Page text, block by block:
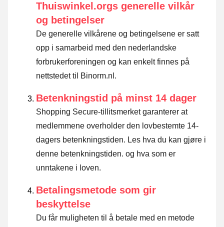
Thuiswinkel.orgs generelle vilkår
og betingelser
De generelle vilkårene og betingelsene er satt
opp i samarbeid med den nederlandske
forbrukerforeningen og kan enkelt finnes på
nettstedet til Binorm.nl.
Betenkningstid på minst 14 dager
Shopping Secure-tillitsmerket garanterer at
medlemmene overholder den lovbestemte 14-
dagers betenkningstiden. Les hva du kan gjøre i
denne betenkningstiden. og hva som er
unntakene i loven.
Betalingsmetode som gir
beskyttelse
Du får muligheten til å betale med en metode